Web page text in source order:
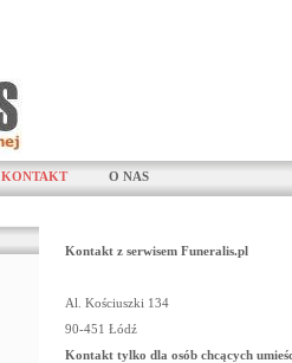
KONTAKT O NAS
Kontakt z serwisem Funeralis.pl
Al. Kościuszki 134
90-451 Łódź
Kontakt tylko dla osób chcących